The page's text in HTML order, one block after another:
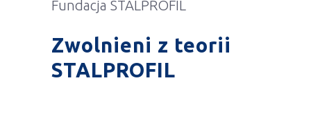
Fundacja STALPROFIL
Zwolnieni z teorii
STALPROFIL